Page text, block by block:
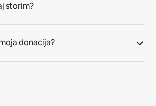
storim?
donacija?